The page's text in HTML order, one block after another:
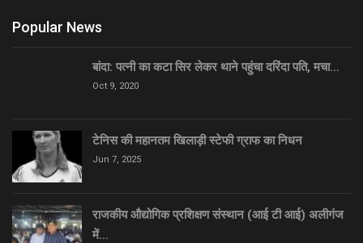
Popular News
बांदा: पत्नी का कटा सिर लेकर थाने पहुंचा दरिंदा पति, मचा…
Oct 9, 2020
टेनिस की महानतम खिलाड़ी स्टेफी ग्राफ का निधन
Jun 7, 2025
राजकीय औद्योगिक प्रशिक्षण संस्थान (आई टी आई) अलीगंज
में…